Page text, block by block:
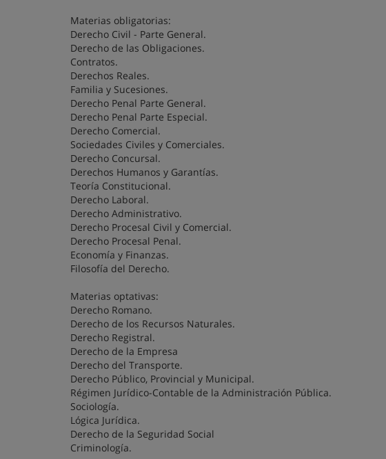
Materias obligatorias:
Derecho Civil - Parte General.
Derecho de las Obligaciones.
Contratos.
Derechos Reales.
Familia y Sucesiones.
Derecho Penal Parte General.
Derecho Penal Parte Especial.
Derecho Comercial.
Sociedades Civiles y Comerciales.
Derecho Concursal.
Derechos Humanos y Garantías.
Teoría Constitucional.
Derecho Laboral.
Derecho Administrativo.
Derecho Procesal Civil y Comercial.
Derecho Procesal Penal.
Economía y Finanzas.
Filosofía del Derecho.
Materias optativas:
Derecho Romano.
Derecho de los Recursos Naturales.
Derecho Registral.
Derecho de la Empresa
Derecho del Transporte.
Derecho Público, Provincial y Municipal.
Régimen Jurídico-Contable de la Administración Pública.
Sociología.
Lógica Jurídica.
Derecho de la Seguridad Social
Criminología.